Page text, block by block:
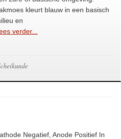
kleurt blauw in een basisch
en
verder...
Negatief, Anode Positief In